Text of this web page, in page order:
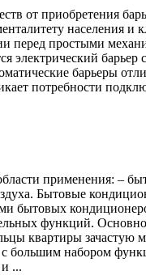
от приобретения
населения и
перед простыми
электрический
барьеры
потребности
применения: –
Бытовые
бытовых
функций.
квартиры зачастую
с большим набором
...